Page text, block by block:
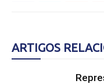
ARTIGOS